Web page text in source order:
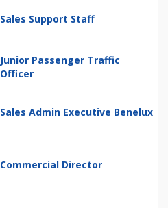
Sales Support Staff
Junior Passenger Traffic
Officer
Sales Admin Executive Benelux
Commercial Director